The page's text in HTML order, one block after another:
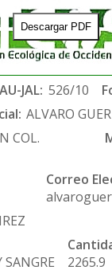
Descargar PDF
JAL: 526/10
ALVARO
COL.
Correo
SANGRE
2265.9